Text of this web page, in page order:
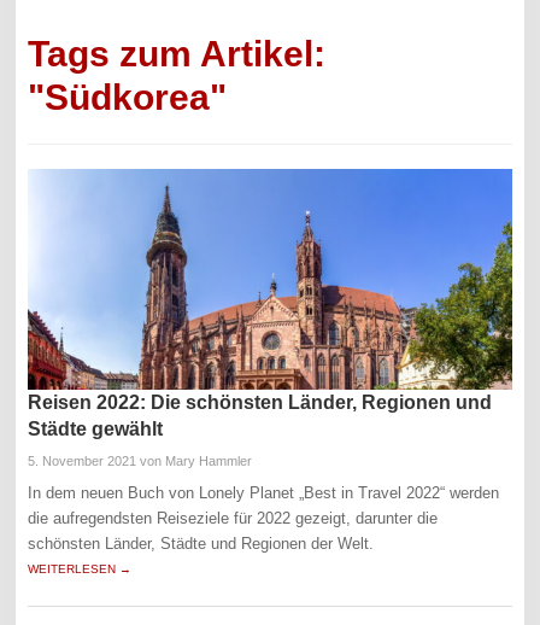
Tags zum Artikel:
"Südkorea"
Reisen 2022: Die schönsten Länder, Regionen und
Städte gewählt
5. November 2021 von Mary Hammler
In dem neuen Buch von Lonely Planet „Best in Travel 2022“ werden
die aufregendsten Reiseziele für 2022 gezeigt, darunter die
schönsten Länder, Städte und Regionen der Welt.
WEITERLESEN →